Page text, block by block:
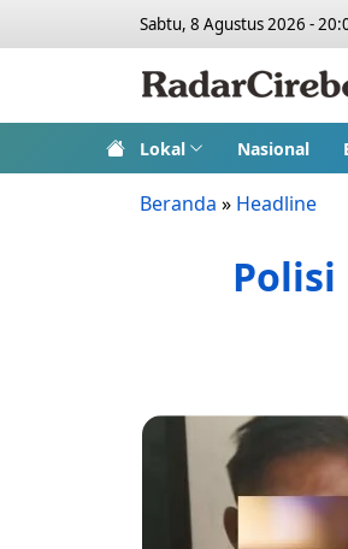
Sabtu, 8 Agustus 2026 -
Lokal Nasional
Beranda » Headline
Polisi